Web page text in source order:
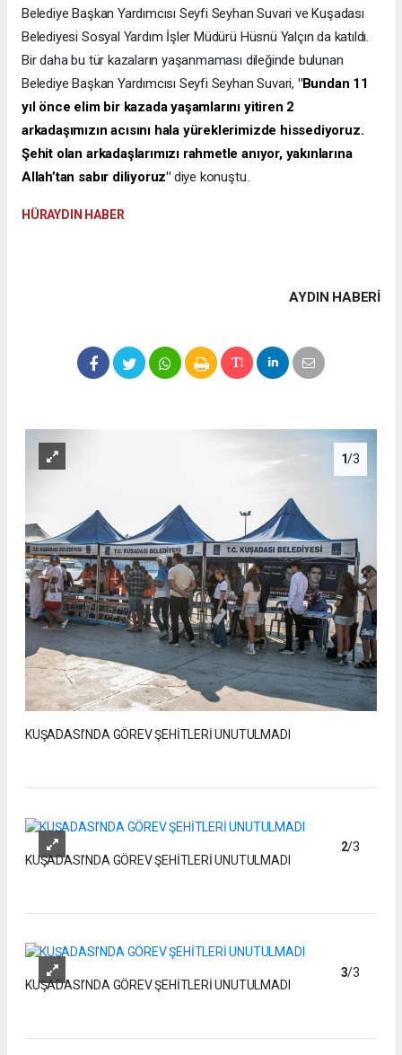
Belediye Başkan Yardımcısı Seyfi Seyhan Suvari ve Kuşadası
Belediyesi Sosyal Yardım İşler Müdürü Hüsnü Yalçın da katıldı.
Bir daha bu tür kazaların yaşanmaması dileğinde bulunan
Belediye Başkan Yardımcısı Seyfi Seyhan Suvari, "Bundan 11
yıl önce elim bir kazada yaşamlarını yitiren 2
arkadaşımızın acısını hala yüreklerimizde hissediyoruz.
Şehit olan arkadaşlarımızı rahmetle anıyor, yakınlarına
Allah’tan sabır diliyoruz" diye konuştu.
HÜRAYDIN HABER
AYDIN HABERİ
1/3
KUŞADASI’NDA GÖREV ŞEHİTLERİ UNUTULMADI
2/3
KUŞADASI’NDA GÖREV ŞEHİTLERİ UNUTULMADI
3/3
KUŞADASI’NDA GÖREV ŞEHİTLERİ UNUTULMADI